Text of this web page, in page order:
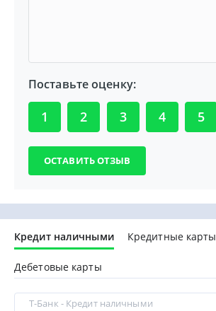
Поставьте оценку:
1 2 3 4 5
Кредит наличными Кредитные карты
Дебетовые карты
Т-Банк - Кредит наличными